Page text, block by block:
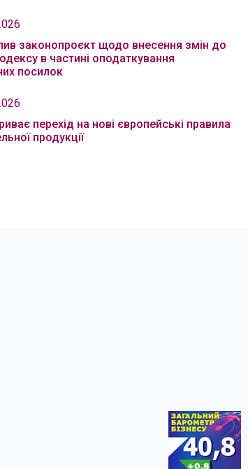
законопроєкт щодо внесення змін до
в частині оподаткування
посилок
перехід на нові європейські правила
продукції